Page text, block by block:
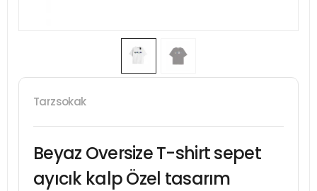
Tarzsokak
Beyaz Oversize T-shirt sepet
ayıcık kalp Özel tasarım